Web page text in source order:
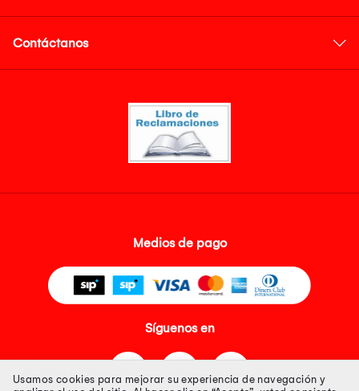
Contáctanos
Medios de pago
Síguenos en
Usamos cookies para mejorar su experiencia de navegación y